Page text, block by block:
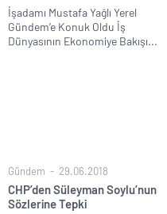
İşadamı Mustafa Yağlı Yerel
Gündem’e Konuk Oldu İş
Dünyasının Ekonomiye Bakışı...
Gündem 29.06.2018
CHP’den Süleyman Soylu’nun
Sözlerine Tepki